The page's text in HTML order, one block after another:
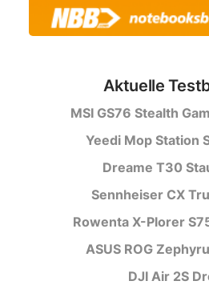
Aktuelle
MSI GS76 Stealth
Yeedi Mop Station
Dreame T30
Sennheiser CX
Rowenta X-Plorer
ASUS ROG
DJI Air 2S